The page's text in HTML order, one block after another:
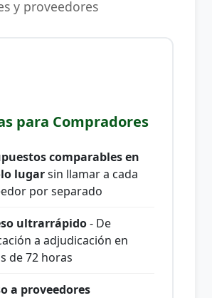
y proveedores
para Compradores
comparables en
lugarsin llamar a cada
por separado
ultrarrápido- De
a adjudicación en
de 72 horas
a proveedores